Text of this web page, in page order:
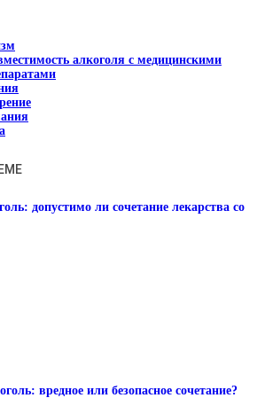
алкоголя с медицинскими
допустимо ли сочетание лекарства со
вредное или безопасное сочетание?